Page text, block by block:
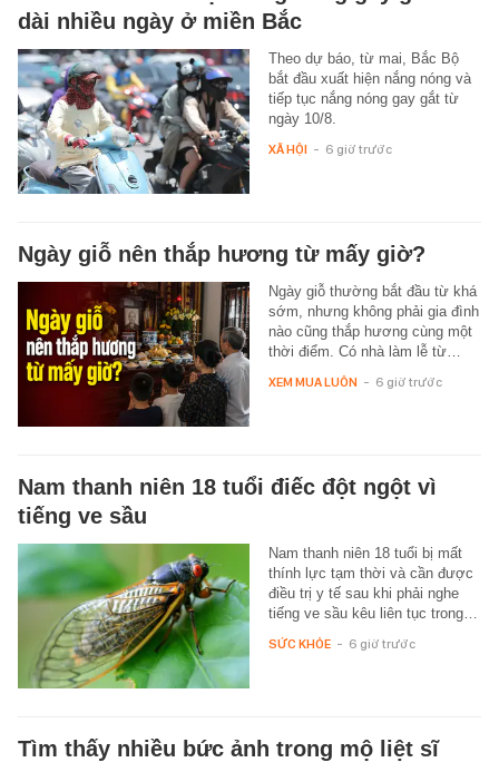
dài nhiều ngày ở miền Bắc
Theo dự báo, từ mai, Bắc Bộ
bắt đầu xuất hiện nắng nóng và
tiếp tục nắng nóng gay gắt từ
ngày 10/8.
XÃ HỘI - 6 giờ trước
Ngày giỗ nên thắp hương từ mấy giờ?
Ngày giỗ thường bắt đầu từ khá
sớm, nhưng không phải gia đình
nào cũng thắp hương cùng một
thời điểm. Có nhà làm lễ từ…
XEM MUA LUÔN - 6 giờ trước
Nam thanh niên 18 tuổi điếc đột ngột vì
tiếng ve sầu
Nam thanh niên 18 tuổi bị mất
thính lực tạm thời và cần được
điều trị y tế sau khi phải nghe
tiếng ve sầu kêu liên tục trong…
SỨC KHỎE - 6 giờ trước
Tìm thấy nhiều bức ảnh trong mộ liệt sĩ